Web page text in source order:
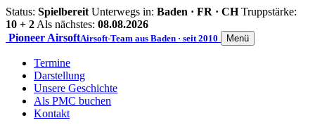
Status: Spielbereit Unterwegs in: Baden · FR · CH Truppstärke:
10 + 2 Als nächstes: 08.08.2026
Pioneer AirsoftAirsoft-Team aus Baden · seit 2010 Menü
Termine
Darstellung
Unsere Geschichte
Als PMC buchen
Kontakt